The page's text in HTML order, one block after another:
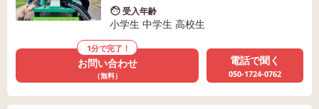
受入年齢
小学生 中学生 高校生
1分で完了！
お問い合わせ
（無料）
電話で聞く
050-1724-0762